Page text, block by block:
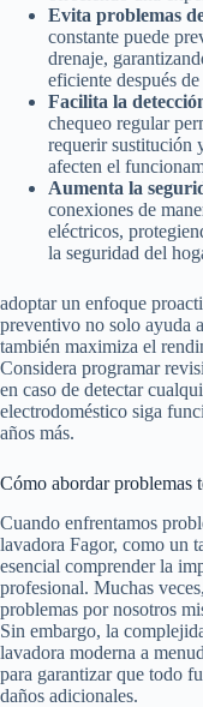
Evita problemas
constante puede
drenaje,
eficiente después
Facilita la
chequeo regular
requerir sustitución
afecten el
Aumenta la
conexiones de
eléctricos,
la seguridad del
adoptar un enfoque
preventivo no solo ayuda
también maximiza el
Considera programar
en caso de detectar
electrodoméstico siga
años más.
Cómo abordar problemas
Cuando enfrentamos
lavadora Fagor, como un
esencial comprender la
profesional. Muchas
problemas por nosotros
Sin embargo, la
lavadora moderna a
para garantizar que todo
daños adicionales.